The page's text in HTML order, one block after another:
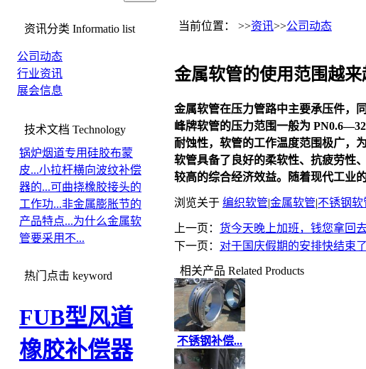
资讯分类 Informatio list
公司动态
行业资讯
展会信息
技术文档 Technology
锅炉烟道专用硅胶布蒙
皮...小拉杆横向波纹补偿
器的...可曲挠橡胶接头的
工作功...非金属膨胀节的
产品特点...为什么金属软
管要采用不...
热门点击 keyword
FUB型风道
橡胶补偿器
当前位置： >>资讯>>公司动态
金属软管的使用范围越
金属软管在压力管路中主要承压件，
峰牌软管的压力范围一般为
耐蚀性，软管的工作温度范围极广，
软管具备了良好的柔软性、抗疲劳性
较高的综合经济效益。随着现代工业
浏览关于 编织软管|金属软管|不锈钢软
上一页： 货今天晚上加班，钱您拿回
下一页： 对于国庆假期的安排快结束
相关产品 Related Products
不锈钢补偿...